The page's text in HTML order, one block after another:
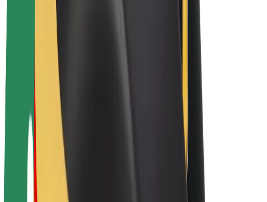
Bolt Food trgovci
Flote
Franšize
Karijere
O platformi Bolt
Održivost uz Bolt
Projekt nula
Blog
Novosti